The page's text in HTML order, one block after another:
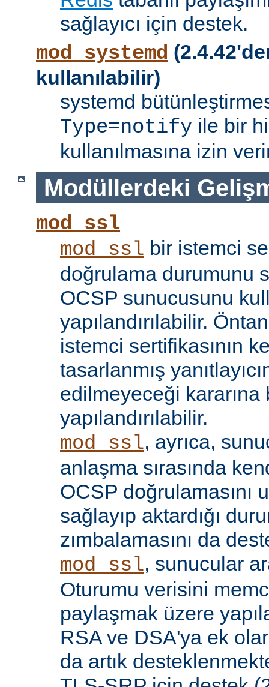
sağlayıcı için destek.
mod_systemd
kullanılabilir)
systemd
Type=notify ile bir
kullanılmasına izin
Modüllerdeki
mod_ssl
mod_ssl bir istemci
doğrulama durumunu
OCSP sunucusunu
yapılandırılabilir.
istemci sertifikasının
tasarlanmış
edilmeyeceği kararına
yapılandırılabilir.
mod_ssl, ayrıca,
anlaşma sırasında
OCSP doğrulamasını
sağlayıp aktardığı
zımbalamasını da
mod_ssl, sunucular
Oturumu verisini
paylaşmak üzere
RSA ve DSA'ya ek
da artık